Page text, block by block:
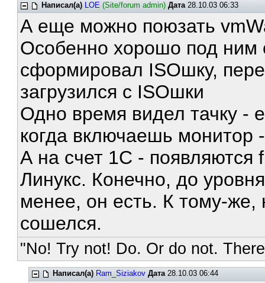
Написал(а) LOE (Site/forum admin) Дата28.10.03 06:33
А еще можно поюзать
Особенно хорошо под ним
сформировал ISOшку,
загрузился с ISOшки
Одно время видел тачку -
когда включаешь
А на счет 1С - появляются
Линукс. Конечно, до
менее, он есть. К тому-
сошелся.
"No! Try not! Do. Or do not.
Написал(а) Ram_Siziakov Дата28.10.03 06:44